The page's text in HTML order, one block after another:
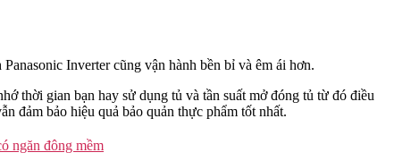
Inverter cũng vận hành bền bỉ và êm ái hơn.
thời gian bạn hay sử dụng tủ và tần suất mở đóng tủ từ đó điều
đảm bảo hiệu quả bảo quản thực phẩm tốt nhất.
ngăn đông mềm